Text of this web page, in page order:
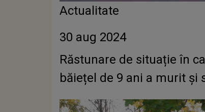
Actualitate
30 aug 2024
Răstunare de situație în
băiețel de 9 ani a murit și